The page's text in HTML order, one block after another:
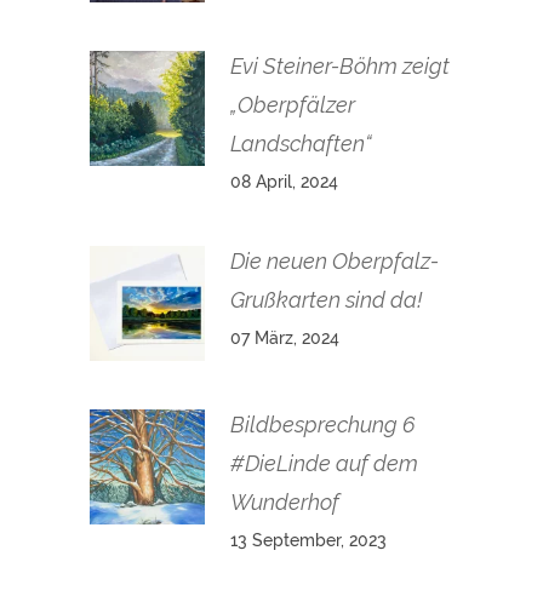
Evi Steiner-Böhm zeigt
„Oberpfälzer
Landschaften“
08 April, 2024
Die neuen Oberpfalz-
Grußkarten sind da!
07 März, 2024
Bildbesprechung 6
#DieLinde auf dem
Wunderhof
13 September, 2023